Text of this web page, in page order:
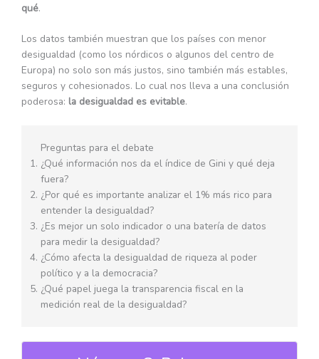
qué.
Los datos también muestran que los países con menor
desigualdad (como los nórdicos o algunos del centro de
Europa) no solo son más justos, sino también más estables,
seguros y cohesionados. Lo cual nos lleva a una conclusión
poderosa: la desigualdad es evitable.
Preguntas para el debate
¿Qué información nos da el índice de Gini y qué deja
fuera?
¿Por qué es importante analizar el 1% más rico para
entender la desigualdad?
¿Es mejor un solo indicador o una batería de datos
para medir la desigualdad?
¿Cómo afecta la desigualdad de riqueza al poder
político y a la democracia?
¿Qué papel juega la transparencia fiscal en la
medición real de la desigualdad?